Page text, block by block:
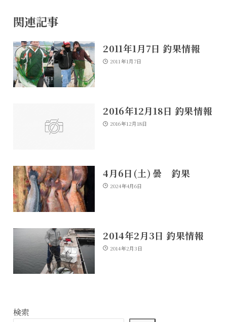
関連記事
2011年1月7日 釣果情報
2011年1月7日
2016年12月18日 釣果情報
2016年12月18日
4月6日(土) 曇 釣果
2024年4月6日
2014年2月3日 釣果情報
2014年2月3日
検索